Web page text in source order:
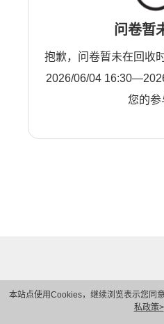
本站点使用Cookies，继续浏览表示您同
私政策>
问卷暂
抱歉，问卷暂未在回收
2026/06/04
您的参